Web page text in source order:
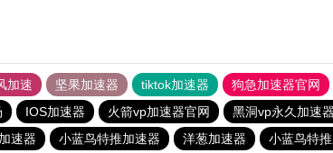
加速 坚果加速器 tiktok加速器 狗急加速器官网
IOS加速器 火箭vp加速器官网 黑洞vp永久加速器
速器 小蓝鸟特推加速器 洋葱加速器 小蓝鸟特